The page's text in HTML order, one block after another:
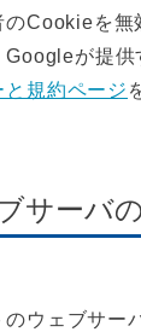
のCookieを無
Googleが提供
と規約ページ
サーバ
のウェブサー